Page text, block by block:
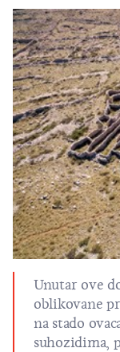
Unutar ove
oblikovane
na stado
suhozidima,